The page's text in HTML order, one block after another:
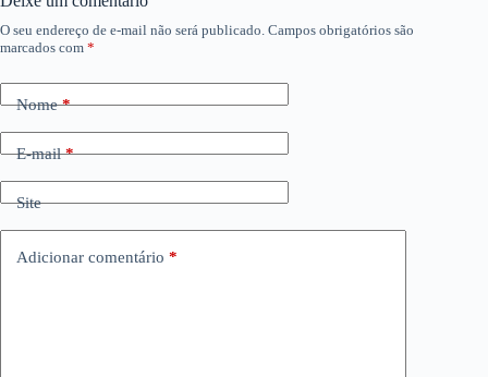
O seu endereço de e-mail não será publicado. Campos obrigatórios são
marcados com *
Nome*
E-mail*
Site
Adicionar comentário *